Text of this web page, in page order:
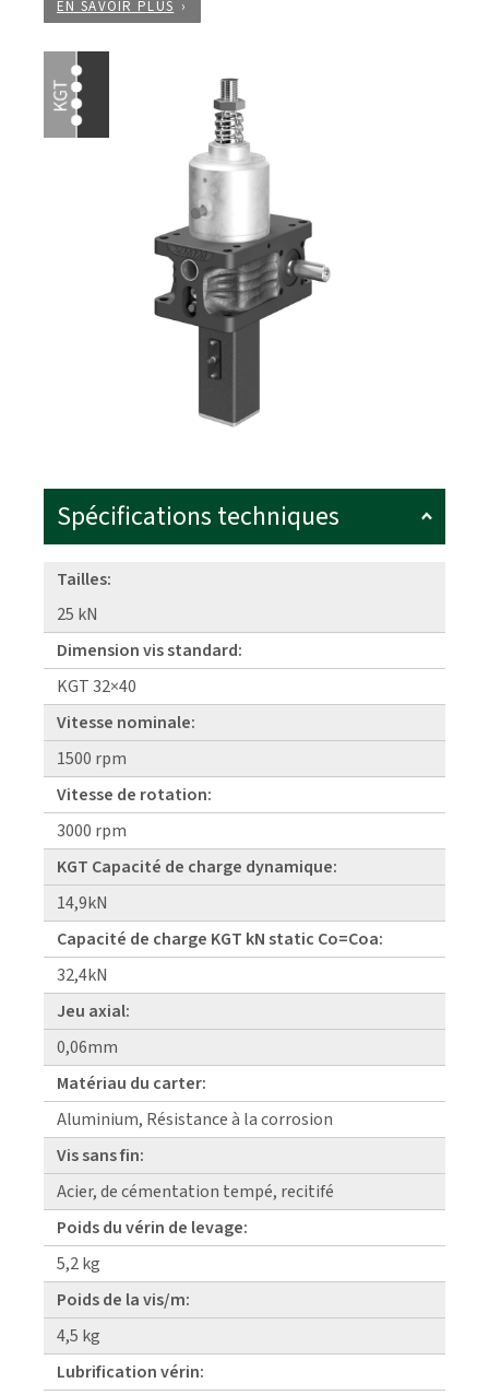
EN SAVOIR PLUS
Spécifications techniques
Tailles:
25 kN
Dimension vis standard:
KGT 32×40
Vitesse nominale:
1500 rpm
Vitesse de rotation:
3000 rpm
KGT Capacité de charge dynamique:
14,9kN
Capacité de charge KGT kN static Co=Coa:
32,4kN
Jeu axial:
0,06mm
Matériau du carter:
Aluminium, Résistance à la corrosion
Vis sans fin:
Acier, de cémentation tempé, recitifé
Poids du vérin de levage:
5,2 kg
Poids de la vis/m:
4,5 kg
Lubrification vérin: